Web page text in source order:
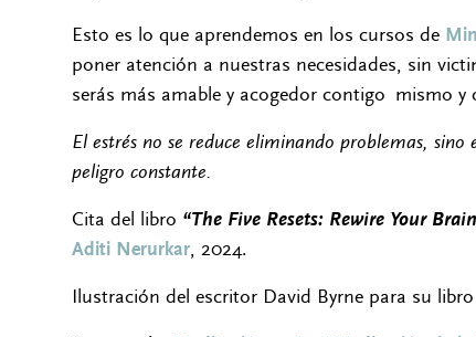
Esto es lo que aprendemos en los cursos de
poner atención a nuestras necesidades, sin
serás más amable y acogedor contigo mismo
El estrés no se reduce eliminando problemas,
peligro constante.
Cita del libro “The Five Resets: Rewire Your
Aditi Nerurkar, 2024.
Ilustración del escritor David Byrne para su libro